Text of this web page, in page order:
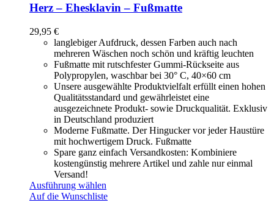
Herz – Ehesklavin – Fußmatte
29,95 €
langlebiger Aufdruck, dessen Farben auch nach
mehreren Wäschen noch schön und kräftig leuchten
Fußmatte mit rutschfester Gummi-Rückseite aus
Polypropylen, waschbar bei 30° C, 40×60 cm
Unsere ausgewählte Produktvielfalt erfüllt einen hohen
Qualitätsstandard und gewährleistet eine
ausgezeichnete Produkt- sowie Druckqualität. Exklusiv
in Deutschland produziert
Moderne Fußmatte. Der Hingucker vor jeder Haustüre
mit hochwertigem Druck. Fußmatte
Spare ganz einfach Versandkosten: Kombiniere
kostengünstig mehrere Artikel und zahle nur einmal
Versand!
Ausführung wählen
Auf die Wunschliste